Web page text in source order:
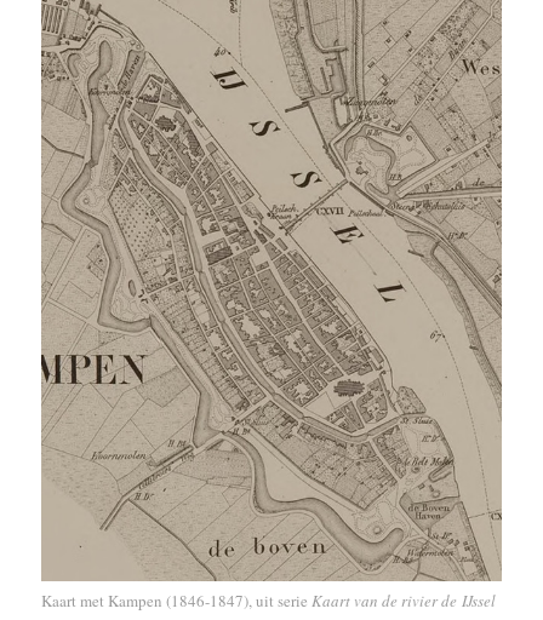
Kaart met Kampen (1846-1847), uit serieKaart van de rivier de IJssel